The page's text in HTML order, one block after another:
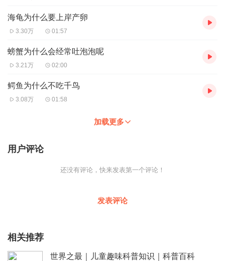
海龟为什么要上岸产卵
3.30万 01:57
螃蟹为什么会经常吐泡泡呢
3.21万 02:00
鳄鱼为什么不吃千鸟
3.08万 01:58
加载更多
用户评论
还没有评论，快来发表第一个评论！
发表评论
相关推荐
世界之最｜儿童趣味科普知识｜科普百科